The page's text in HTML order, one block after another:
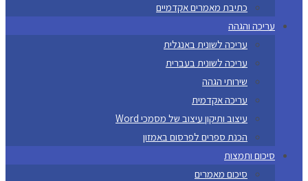
כתיבת מאמרים אקדמיים
עריכה והגהה
עריכה לשונית באנגלית
עריכה לשונית בעברית
שירותי הגהה
עריכה אקדמית
עיצוב ותיקון עיצוב של מסמכי Word
הכנת ספרים לפרסום באמזון
סיכום ותמצות
סיכום מאמרים